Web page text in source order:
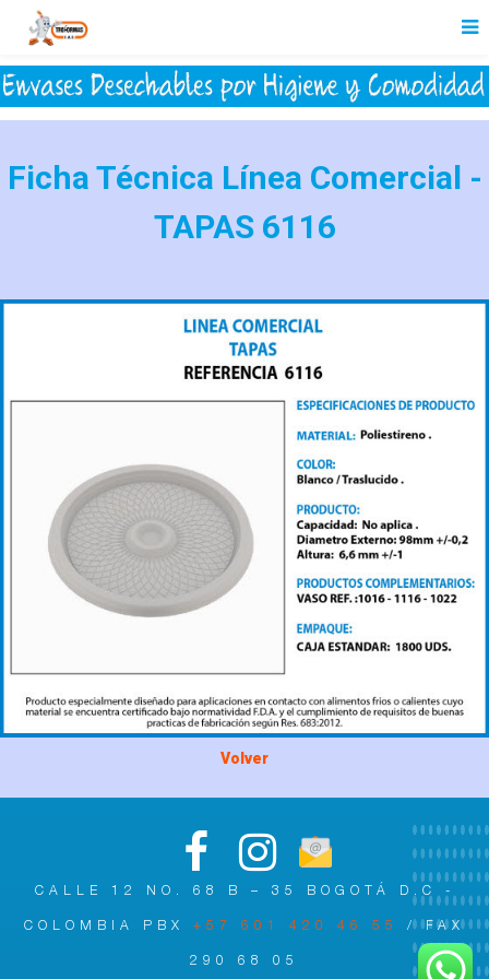
Ficha Técnica Línea Comercial -
TAPAS 6116
Volver
CALLE 12 NO. 68 B – 35 BOGOTÁ D.C -
COLOMBIA PBX +57 601 420 46 55 / FAX
290 68 05